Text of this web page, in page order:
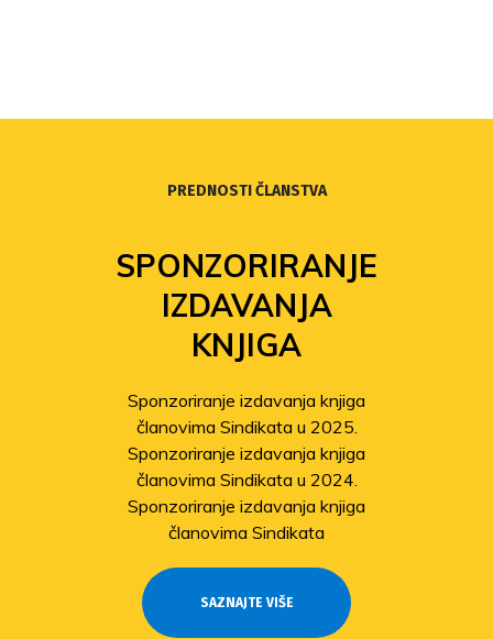
PREDNOSTI ČLANSTVA
SPONZORIRANJE
IZDAVANJA
KNJIGA
Sponzoriranje izdavanja knjiga
članovima Sindikata u 2025.
Sponzoriranje izdavanja knjiga
članovima Sindikata u 2024.
Sponzoriranje izdavanja knjiga
članovima Sindikata
SAZNAJTE VIŠE